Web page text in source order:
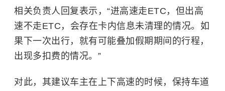
相关负责人回复表示，“进高速走ETC，但出高
速不走ETC，会存在卡内信息未清理的情况。如
果下一次出行，就有可能叠加假期期间的行程，
出现多扣费的情况。”
对此，其建议车主在上下高速的时候，保持车道